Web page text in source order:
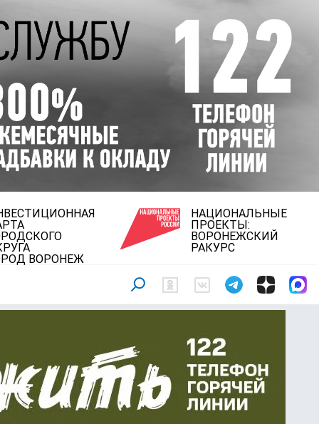
ВОРОНЕЖ
НАЦИОНАЛЬНЫЕ
ПРОЕКТЫ:
ВОРОНЕЖСКИЙ
РАКУРС